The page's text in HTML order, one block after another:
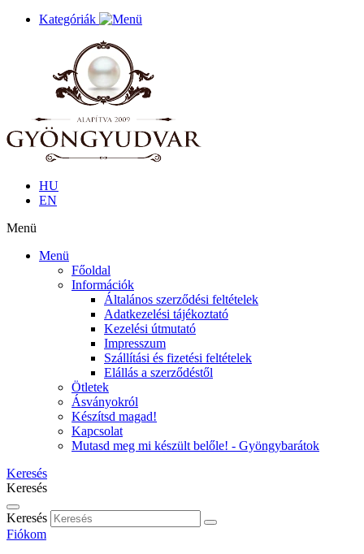
Kategóriák
HU
EN
Menü
Menü
Főoldal
Információk
Általános szerződési feltételek
Adatkezelési tájékoztató
Kezelési útmutató
Impresszum
Szállítási és fizetési feltételek
Elállás a szerződéstől
Ötletek
Ásványokról
Készítsd magad!
Kapcsolat
Mutasd meg mi készült belőle! - Gyöngybarátok
Keresés
Keresés
Keresés
Fiókom